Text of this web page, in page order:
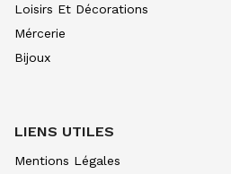
AQUARELLE
BLEU DE PRUS 318
Loisirs Et Décorations
Mércerie
Bijoux
LIENS UTILES
Mentions Légales